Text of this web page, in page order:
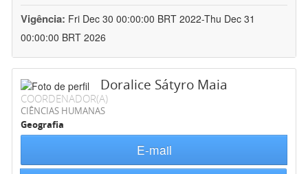
Vigência: Fri Dec 30 00:00:00 BRT 2022-Thu Dec 31
00:00:00 BRT 2026
Doralice Sátyro Maia
COORDENADOR(A)
CIÊNCIAS HUMANAS
Geografia
E-mail